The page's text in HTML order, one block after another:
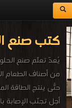
كتب صنع
يُعدّ تعلّم صنع
من أصناف الطعام
حتّى ينتج الطاقة